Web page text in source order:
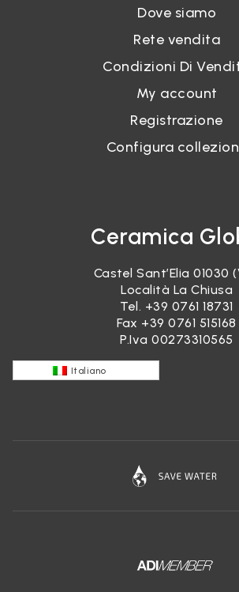
Dove siamo
Rete vendita
Condizioni Di
My account
Registrazione
Configura
Ceramica
Castel Sant’Elia 01030
Località La Chiusa
Tel. +39 0761 18731
Fax +39 0761 515168
P.Iva 00273310565
Italiano